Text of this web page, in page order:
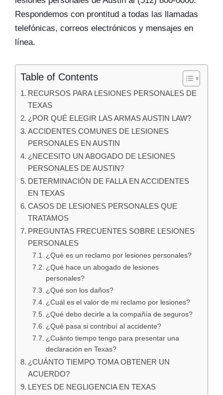
Respondemos con prontitud a todas las llamadas
telefónicas, correos electrónicos y mensajes en
línea.
Table of Contents
RECURSOS PARA LESIONES PERSONALES DE
TEXAS
¿POR QUÉ ELEGIR LAS ARMAS AUSTIN LAW?
ACCIDENTES COMUNES DE LESIONES
PERSONALES EN AUSTIN
¿NECESITO UN ABOGADO DE LESIONES
PERSONALES DE AUSTIN?
DETERMINACIÓN DE FALLA EN ACCIDENTES
EN TEXAS
CASOS DE LESIONES PERSONALES QUE
TRATAMOS
PREGUNTAS FRECUENTES SOBRE LESIONES
PERSONALES
¿Qué es un reclamo por lesiones personales?
¿Qué hace un abogado de lesiones
personales?
¿Qué son los daños?
¿Cuál es el valor de mi reclamo por lesiones?
¿Qué debo decirle a la compañía de seguros?
¿Qué pasa si contribuí al accidente?
¿Cuánto tiempo tengo para presentar una
declaración en Texas?
¿CUÁNTO TIEMPO TOMA OBTENER UN
ACUERDO?
LEYES DE NEGLIGENCIA EN TEXAS